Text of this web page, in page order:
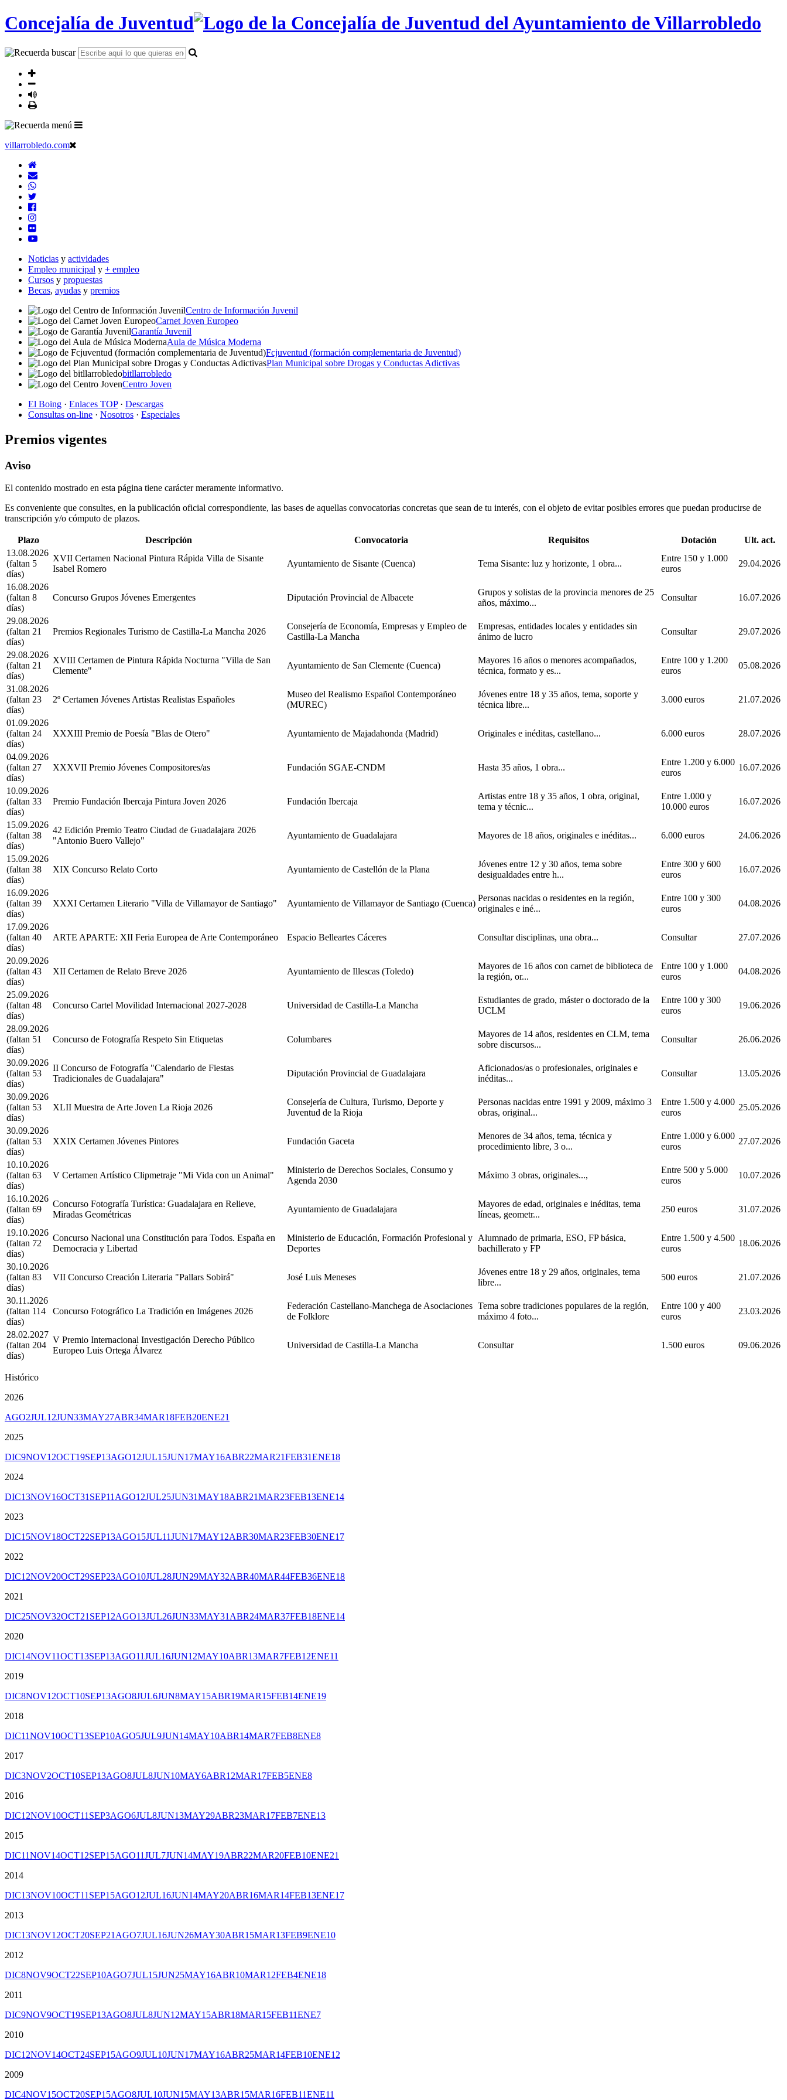
Concejalía de Juventud
villarrobledo.com
Noticias y actividades
Empleo municipal y + empleo
Cursos y propuestas
Becas, ayudas y premios
Centro de Información Juvenil
Carnet Joven Europeo
Garantía Juvenil
Aula de Música Moderna
Fcjuventud (formación complementaria de Juventud)
Plan Municipal sobre Drogas y Conductas Adictivas
bitllarrobledo
Centro Joven
El Boing · Enlaces TOP· Descargas
Consultas on-line · Nosotros · Especiales
Premios vigentes
Aviso
El contenido mostrado en esta página tiene carácter meramente informativo.
Es conveniente que consultes, en la publicación oficial correspondiente, las bases de aquellas convocatorias concretas que sean de tu interés, con el objeto de evitar posibles errores que puedan producirse de
transcripción y/o cómputo de plazos.
Plazo Descripción Convocatoria Requisitos Dotación
Ult. act.
13.08.2026
(faltan 5
días)
XVII Certamen Nacional Pintura Rápida Villa de Sisante
Isabel Romero
Ayuntamiento de Sisante (Cuenca) Tema Sisante: luz y horizonte, 1 obra...
Entre 150 y 1.000
euros
29.04.2026
16.08.2026
(faltan 8
días)
Concurso Grupos Jóvenes Emergentes Diputación Provincial de Albacete
Grupos y solistas de la provincia menores de 25
años, máximo...
Consultar 16.07.2026
29.08.2026
(faltan 21
días)
Premios Regionales Turismo de Castilla-La Mancha 2026
Consejería de Economía, Empresas y Empleo de
Castilla-La Mancha
Empresas, entidades locales y entidades sin
ánimo de lucro
Consultar 29.07.2026
29.08.2026
(faltan 21
días)
XVIII Certamen de Pintura Rápida Nocturna "Villa de San
Clemente"
Ayuntamiento de San Clemente (Cuenca)
Mayores 16 años o menores acompañados,
técnica, formato y es...
Entre 100 y 1.200
euros
05.08.2026
31.08.2026
(faltan 23
días)
2º Certamen Jóvenes Artistas Realistas Españoles
Museo del Realismo Español Contemporáneo
(MUREC)
Jóvenes entre 18 y 35 años, tema, soporte y
técnica libre...
3.000 euros 21.07.2026
01.09.2026
(faltan 24
días)
XXXIII Premio de Poesía "Blas de Otero" Ayuntamiento de Majadahonda (Madrid) Originales e inéditas, castellano... 6.000 euros 28.07.2026
04.09.2026
(faltan 27
días)
XXXVII Premio Jóvenes Compositores/as Fundación SGAE-CNDM Hasta 35 años, 1 obra...
Entre 1.200 y 6.000
euros
16.07.2026
10.09.2026
(faltan 33
días)
Premio Fundación Ibercaja Pintura Joven 2026 Fundación Ibercaja
Artistas entre 18 y 35 años, 1 obra, original,
tema y técnic...
Entre 1.000 y
10.000 euros
16.07.2026
15.09.2026
(faltan 38
días)
42 Edición Premio Teatro Ciudad de Guadalajara 2026
"Antonio Buero Vallejo"
Ayuntamiento de Guadalajara Mayores de 18 años, originales e inéditas... 6.000 euros 24.06.2026
15.09.2026
(faltan 38
días)
XIX Concurso Relato Corto Ayuntamiento de Castellón de la Plana
Jóvenes entre 12 y 30 años, tema sobre
desigualdades entre h...
Entre 300 y 600
euros
16.07.2026
16.09.2026
(faltan 39
días)
XXXI Certamen Literario "Villa de Villamayor de Santiago" Ayuntamiento de Villamayor de Santiago (Cuenca)
Personas nacidas o residentes en la región,
originales e iné...
Entre 100 y 300
euros
04.08.2026
17.09.2026
(faltan 40
días)
ARTE APARTE: XII Feria Europea de Arte Contemporáneo Espacio Belleartes Cáceres Consultar disciplinas, una obra... Consultar 27.07.2026
20.09.2026
(faltan 43
días)
XII Certamen de Relato Breve 2026 Ayuntamiento de Illescas (Toledo)
Mayores de 16 años con carnet de biblioteca de
la región, or...
Entre 100 y 1.000
euros
04.08.2026
25.09.2026
(faltan 48
días)
Concurso Cartel Movilidad Internacional 2027-2028 Universidad de Castilla-La Mancha
Estudiantes de grado, máster o doctorado de la
UCLM
Entre 100 y 300
euros
19.06.2026
28.09.2026
(faltan 51
días)
Concurso de Fotografía Respeto Sin Etiquetas Columbares
Mayores de 14 años, residentes en CLM, tema
sobre discursos...
Consultar 26.06.2026
30.09.2026
(faltan 53
días)
II Concurso de Fotografía "Calendario de Fiestas
Tradicionales de Guadalajara"
Diputación Provincial de Guadalajara
Aficionados/as o profesionales, originales e
inéditas...
Consultar 13.05.2026
30.09.2026
(faltan 53
días)
XLII Muestra de Arte Joven La Rioja 2026
Consejería de Cultura, Turismo, Deporte y
Juventud de la Rioja
Personas nacidas entre 1991 y 2009, máximo 3
obras, original...
Entre 1.500 y 4.000
euros
25.05.2026
30.09.2026
(faltan 53
días)
XXIX Certamen Jóvenes Pintores Fundación Gaceta
Menores de 34 años, tema, técnica y
procedimiento libre, 3 o...
Entre 1.000 y 6.000
euros
27.07.2026
10.10.2026
(faltan 63
días)
V Certamen Artístico Clipmetraje "Mi Vida con un Animal"
Ministerio de Derechos Sociales, Consumo y
Agenda 2030
Máximo 3 obras, originales...,
Entre 500 y 5.000
euros
10.07.2026
16.10.2026
(faltan 69
días)
Concurso Fotografía Turística: Guadalajara en Relieve,
Miradas Geométricas
Ayuntamiento de Guadalajara
Mayores de edad, originales e inéditas, tema
líneas, geometr...
250 euros 31.07.2026
19.10.2026
(faltan 72
días)
Concurso Nacional una Constitución para Todos. España en
Democracia y Libertad
Ministerio de Educación, Formación Profesional y
Deportes
Alumnado de primaria, ESO, FP básica,
bachillerato y FP
Entre 1.500 y 4.500
euros
18.06.2026
30.10.2026
(faltan 83
días)
VII Concurso Creación Literaria "Pallars Sobirá" José Luis Meneses
Jóvenes entre 18 y 29 años, originales, tema
libre...
500 euros 21.07.2026
30.11.2026
(faltan 114
días)
Concurso Fotográfico La Tradición en Imágenes 2026
Federación Castellano-Manchega de Asociaciones
de Folklore
Tema sobre tradiciones populares de la región,
máximo 4 foto...
Entre 100 y 400
euros
23.03.2026
28.02.2027
(faltan 204
días)
V Premio Internacional Investigación Derecho Público
Europeo Luis Ortega Álvarez
Universidad de Castilla-La Mancha Consultar 1.500 euros 09.06.2026
Histórico
2026
AGO2JUL12JUN33MAY27ABR34MAR18FEB20ENE21
2025
DIC9NOV12OCT19SEP13AGO12JUL15JUN17MAY16ABR22MAR21FEB31ENE18
2024
DIC13NOV16OCT31SEP11AGO12JUL25JUN31MAY18ABR21MAR23FEB13ENE14
2023
DIC15NOV18OCT22SEP13AGO15JUL11JUN17MAY12ABR30MAR23FEB30ENE17
2022
DIC12NOV20OCT29SEP23AGO10JUL28JUN29MAY32ABR40MAR44FEB36ENE18
2021
DIC25NOV32OCT21SEP12AGO13JUL26JUN33MAY31ABR24MAR37FEB18ENE14
2020
DIC14NOV11OCT13SEP13AGO11JUL16JUN12MAY10ABR13MAR7FEB12ENE11
2019
DIC8NOV12OCT10SEP13AGO8JUL6JUN8MAY15ABR19MAR15FEB14ENE19
2018
DIC11NOV10OCT13SEP10AGO5JUL9JUN14MAY10ABR14MAR7FEB8ENE8
2017
DIC3NOV2OCT10SEP13AGO8JUL8JUN10MAY6ABR12MAR17FEB5ENE8
2016
DIC12NOV10OCT11SEP3AGO6JUL8JUN13MAY29ABR23MAR17FEB7ENE13
2015
DIC11NOV14OCT12SEP15AGO11JUL7JUN14MAY19ABR22MAR20FEB10ENE21
2014
DIC13NOV10OCT11SEP15AGO12JUL16JUN14MAY20ABR16MAR14FEB13ENE17
2013
DIC13NOV12OCT20SEP21AGO7JUL16JUN26MAY30ABR15MAR13FEB9ENE10
2012
DIC8NOV9OCT22SEP10AGO7JUL15JUN25MAY16ABR10MAR12FEB4ENE18
2011
DIC9NOV9OCT19SEP13AGO8JUL8JUN12MAY15ABR18MAR15FEB11ENE7
2010
DIC12NOV14OCT24SEP15AGO9JUL10JUN17MAY16ABR25MAR14FEB10ENE12
2009
DIC4NOV15OCT20SEP15AGO8JUL10JUN15MAY13ABR15MAR16FEB11ENE11